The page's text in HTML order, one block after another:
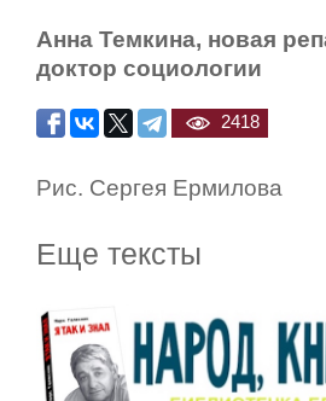
Анна Темкина, новая
доктор социологии
2418
Рис. Сергея Ермилова
Еще тексты